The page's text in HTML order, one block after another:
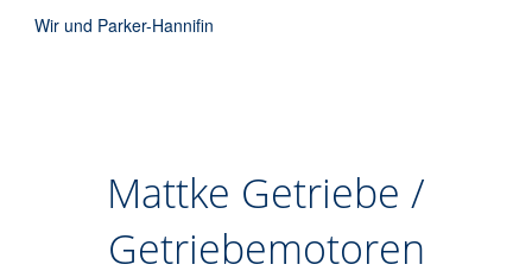
Wir und Parker-Hannifin
Mattke Getriebe /
Getriebemotoren